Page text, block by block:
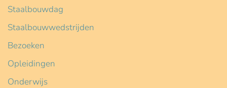
Staalbouwdag
Staalbouwwedstrijden
Bezoeken
Opleidingen
Onderwijs